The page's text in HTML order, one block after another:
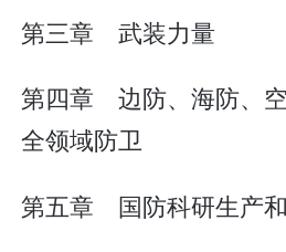
第三章 武装力量
第四章 边防、海防、
全领域防卫
第五章 国防科研生产